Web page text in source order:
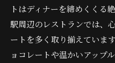
トはディナーを締めくくる
駅周辺のレストランでは、
ートを多く取り揃えていま
ョコレートや温かいアップ